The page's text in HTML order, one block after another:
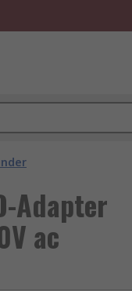
Adapter
ac